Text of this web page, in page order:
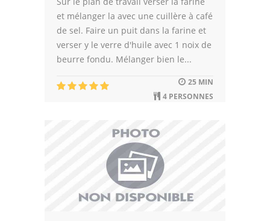
et mélanger la avec une cuillère à café
de sel. Faire un puit dans la farine et
verser y le verre d'huile avec 1 noix de
beurre fondu. Mélanger bien le...
25 MIN
4 PERSONNES